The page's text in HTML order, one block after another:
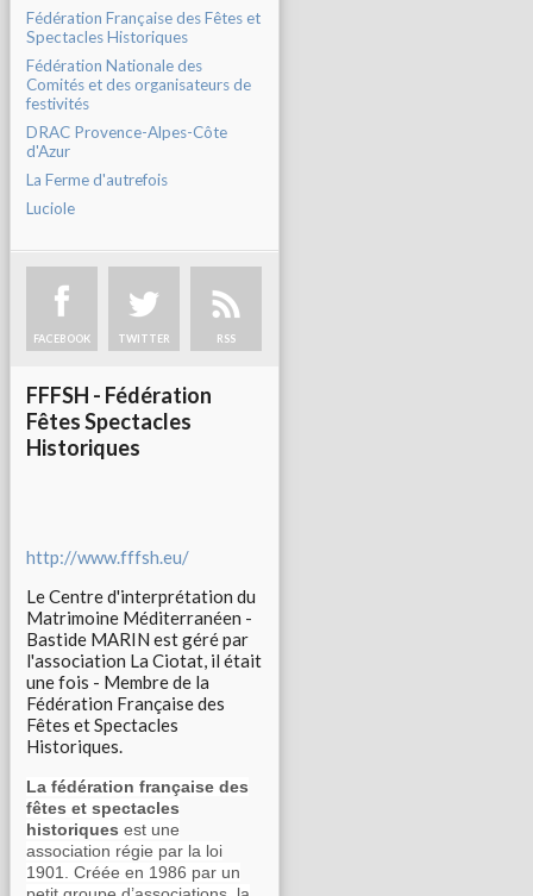
Fédération Française des Fêtes et
Spectacles Historiques
Fédération Nationale des
Comités et des organisateurs de
festivités
DRAC Provence-Alpes-Côte
d'Azur
La Ferme d'autrefois
Luciole
FACEBOOK TWITTER RSS
FFFSH - Fédération
Fêtes Spectacles
Historiques
http://www.fffsh.eu/
Le Centre d'interprétation du
Matrimoine Méditerranéen -
Bastide MARIN est géré par
l'association La Ciotat, il était
une fois - Membre de la
Fédération Française des
Fêtes et Spectacles
Historiques.
La fédération française des
fêtes et spectacles
historiques est une
association régie par la loi
1901. Créée en 1986 par un